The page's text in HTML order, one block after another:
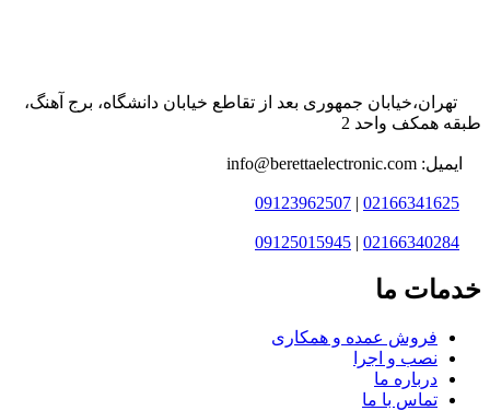
تهران،خیابان جمهوری بعد از تقاطع خیابان دانشگاه، برج آهنگ،
طبقه همکف واحد 2
ایمیل: info@berettaelectronic.com
02166341625
|
09123962507
02166340284
|
09125015945
خدمات ما
فروش عمده و همکاری
نصب و اجرا
درباره ما
تماس با ما